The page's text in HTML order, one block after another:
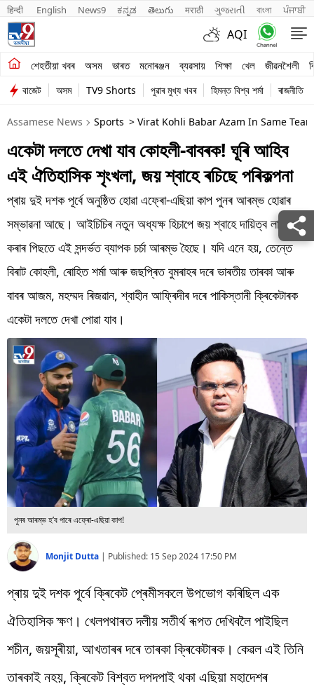
हिन्दी English News9 ಕನ್ನಡ తెలుగు मराठी ગુજરાતી বাংলা ਪੰਜਾਬੀ
AQI
শেহতীয়া খবৰ অসম ভাৰত মনোৰঞ্জন ব্যৱসায় শিক্ষা খেল জীৱনশৈলী
শেহতীয়া খবৰ
অসম
ভাৰত
মনোৰঞ্জন
শিক্ষা
খেল
বিশ্ব
প্ৰযুক্তি
Videos
বাজেট অসম TV9 Shorts পুৱাৰ মুখ্য খবৰ হিমন্ত বিশ্ব শৰ্মা ৰাজনীতি
Assamese News Sports > Virat Kohli Babar Azam In Same
একেটা দলতে দেখা যাব কোহলী-বাবৰক! ঘূৰি আহিব
এই ঐতিহাসিক শৃংখলা, জয় শ্বাহে ৰচিছে পৰিকল্পনা
প্ৰায় দুই দশক পূৰ্বে অনুষ্ঠিত হোৱা এফ্ৰো-এছিয়া কাপ পুনৰ আৰম্ভ হোৱাৰ
সম্ভাৱনা আছে। আইচিচিৰ নতুন অধ্যক্ষ হিচাপে জয় শ্বাহে দায়িত্ব লাভ
কৰাৰ পিছতে এই সন্দৰ্ভত ব্যাপক চৰ্চা আৰম্ভ হৈছে। যদি এনে হয়, তেন্তে
বিৰাট কোহলী, ৰোহিত শৰ্মা আৰু জছপ্ৰিত বুমৰাহৰ দৰে ভাৰতীয় তাৰকা আৰু
বাবৰ আজম, মহম্মদ ৰিজৱান, শ্বাহীন আফ্ৰিদীৰ দৰে পাকিস্তানী ক্ৰিকেটাৰক
একেটা দলতে দেখা পোৱা যাব।
পুনৰ আৰম্ভ হ’ব পাৰে এফ্ৰো-এছিয়া কাপ!
Monjit Dutta | Published: 15 Sep 2024 17:50 PM
প্ৰায় দুই দশক পূৰ্বে ক্ৰিকেট প্ৰেমীসকলে উপভোগ কৰিছিল এক
ঐতিহাসিক ক্ষণ। খেলপথাৰত দলীয় সতীৰ্থ ৰূপত দেখিবলৈ পাইছিল
শচীন, জয়সূৰীয়া, আখতাৰৰ দৰে তাৰকা ক্ৰিকেটাৰক। কেৱল এই তিনি
তাৰকাই নহয়, ক্ৰিকেট বিশ্বত দপদপাই থকা এছিয়া মহাদেশৰ